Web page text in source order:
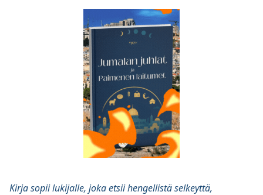
Kirja sopii lukijalle, joka etsii hengellistä selkeyttä,